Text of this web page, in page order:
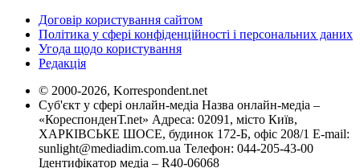
Договір користування сайтом
Політика у сфері конфіденційності і персональних даних
Угода щодо користування
Редакція
© 2000-2026, Korrespondent.net
Суб'єкт у сфері онлайн-медіа Назва онлайн-медіа –
«КореспонденТ.net» Адреса: 02091, місто Київ,
ХАРКІВСЬКЕ ШОСЕ, будинок 172-Б, офіс 208/1 E-mail:
sunlight@mediadim.com.ua Телефон: 044-205-43-00
Ідентифікатор медіа – R40-06068